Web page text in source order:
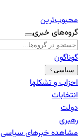
محبوب‌ترین
گروه‌های خبری
گوناگون
سیاسی
احزاب و تشکلها
انتخابات
دولت
رهبری
مشاهده خبرهایسیاسی